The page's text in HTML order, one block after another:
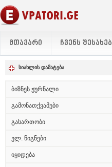
ᲛᲗᲐᲕᲐᲠᲘ ᲩᲕᲔᲜᲡ ᲨᲔᲡᲐᲮᲔᲑ
სიახლის დამატება
ბიზნეს ჟურნალი
გამონათქვამები
გასართობი
ელ. წიგნები
იყიდება